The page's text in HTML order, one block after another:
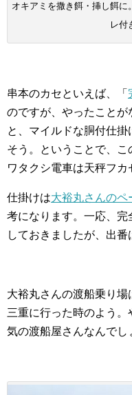
オキアミを撒き餌・挿し餌に
レ付
串本のカセといえば、「
のですが、やったことが
と、マイルドな胴付仕
そう。ということで、こ
ワタクシ電車は天秤フカ
仕掛けは大裕丸さんのペ
考になります。一応、完
しておきましたが、出番
大裕丸さんの渡船乗り
三重に行った時のよう。
気の渡船屋さんなんでし